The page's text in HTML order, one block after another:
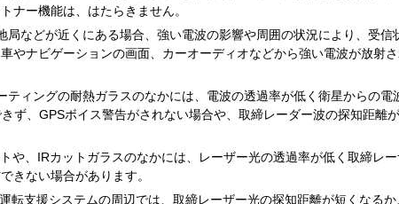
ナー機能は、はたらきません。
局などが近くにある場合、強い電波の影響や周囲の状況により、受信
やナビゲーションの画面、カーオーディオなどから強い電波が放射
ティングの耐熱ガラスのなかには、電波の透過率が低く衛星からの電
ず、GPSボイス警告がされない場合や、取締レーダー波の探知距離
や、IRカットガラスのなかには、レーザー光の透過率が低く取締レ
きない場合があります。
転支援システムの周辺では、取締レーザー光の探知距離が短くなるか